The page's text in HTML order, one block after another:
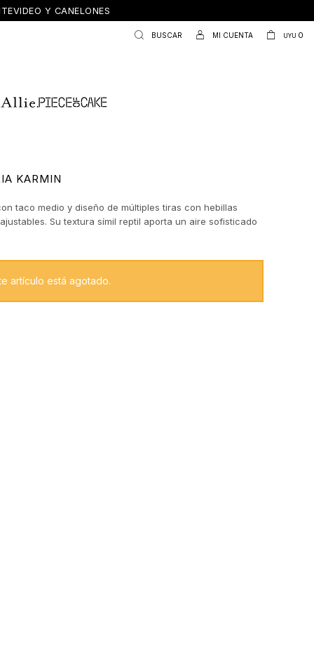
Y CANELONES
UYU 0
KARMIN
taco medio y diseño de múltiples tiras con hebillas
Su textura símil reptil aporta un aire sofisticado
mientras que la base ancha brinda estabilidad y confort.
como de noche.
artículo está agotado.